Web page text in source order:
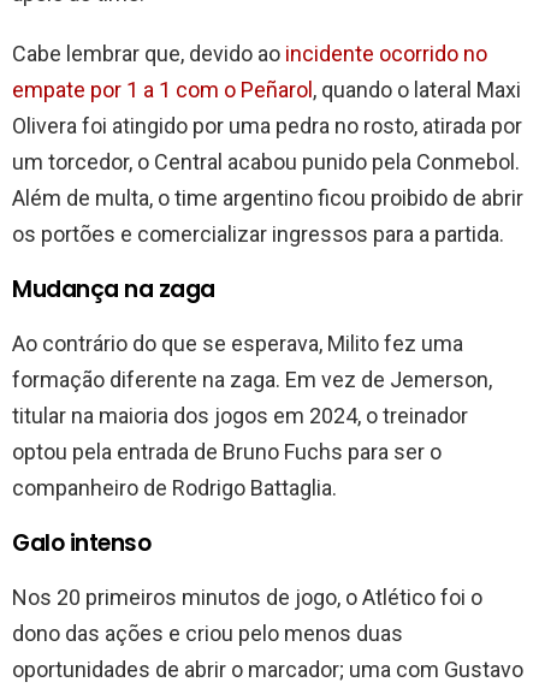
Cabe lembrar que, devido ao incidente ocorrido no
empate por 1 a 1 com o Peñarol , quando o lateral Maxi
Olivera foi atingido por uma pedra no rosto, atirada por
um torcedor, o Central acabou punido pela Conmebol.
Além de multa, o time argentino ficou proibido de abrir
os portões e comercializar ingressos para a partida.
Mudança na zaga
Ao contrário do que se esperava, Milito fez uma
formação diferente na zaga. Em vez de Jemerson,
titular na maioria dos jogos em 2024, o treinador
optou pela entrada de Bruno Fuchs para ser o
companheiro de Rodrigo Battaglia.
Galo intenso
Nos 20 primeiros minutos de jogo, o Atlético foi o
dono das ações e criou pelo menos duas
oportunidades de abrir o marcador; uma com Gustavo